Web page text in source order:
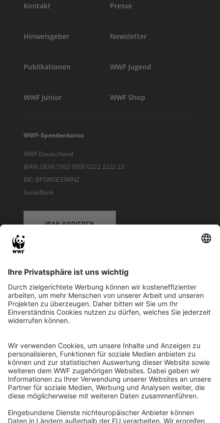
Kontakt Presse
Hinweisgeber Newsletter
Publikationen WWF Jugend
WWF Junior WWF Shop
WWF-Spendenkonto
WWF Deutschland
IBAN: DE06 5502 0500 0222 2222 22
BIC: BFSWDE33MNZ
SozialBank
IBAN KOPIEREN
WWF Deutschland
Reinhardtstr. 18
10117 Berlin
Ihre Spende kann steuerlich geltend gemacht werden
Registriert als Stiftung WWF Deutschland, Senatsverwaltung für
Justiz Berlin, Az: 3416/976/2
Umsatzsteuer-Identifikationsnummer: DE 114236103
Freistellungsbescheid: Als gemeinnützige Körperschaft befreit